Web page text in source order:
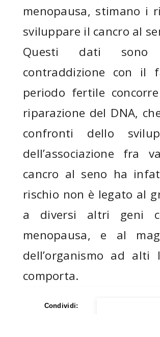
menopausa, stimano i
sviluppare il cancro al
Questi dati sono
contraddizione con il
periodo fertile
riparazione del DNA,
confronti dello
dell’associazione fra
cancro al seno ha
rischio non è legato al
a diversi altri geni
menopausa, e al
dell’organismo ad
comporta.
Condividi: